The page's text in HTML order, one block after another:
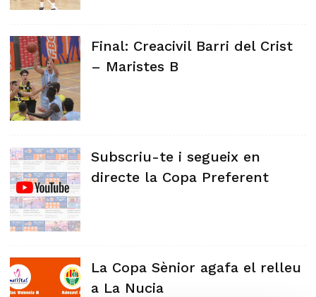
Final: Creacivil Barri del Crist
– Maristes B
Subscriu-te i segueix en
directe la Copa Preferent
La Copa Sènior agafa el relleu
a La Nucia